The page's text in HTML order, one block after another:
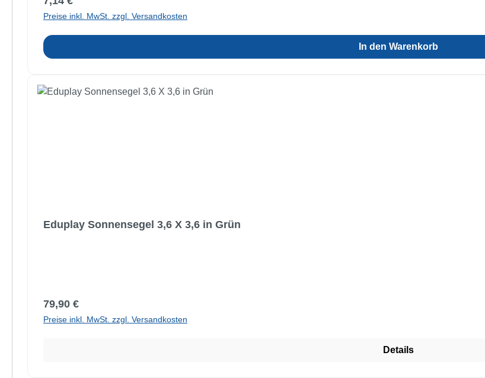
Preise inkl. MwSt. zzgl. Versandkosten
In den Warenkorb
Eduplay Sonnensegel 3,6 X 3,6 in Grün
Regulärer Preis:
79,90 €
Preise inkl. MwSt. zzgl. Versandkosten
Details